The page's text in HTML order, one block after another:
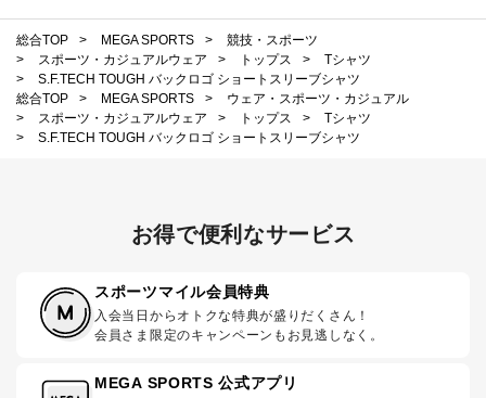
総合TOP > MEGA SPORTS >
競技・スポーツ
>
スポーツ・カジュアルウェア > トップス >
Tシャツ
>
S.F.TECH TOUGH バックロゴ ショートスリーブシャツ
総合TOP
> MEGA SPORTS >
ウェア・スポーツ・カジュアル
>
スポーツ・カジュアルウェア > トップス >
Tシャツ
>
S.F.TECH TOUGH バックロゴ ショートスリーブシャツ
お得で便利なサービス
スポーツマイル会員特典
入会当日からオトクな特典が盛りだくさん！
会員さま限定のキャンペーンもお見逃しなく。
MEGA SPORTS 公式アプリ